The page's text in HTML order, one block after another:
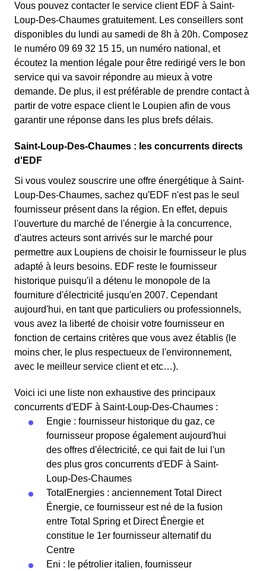
Vous pouvez contacter le service client EDF à Saint-
Loup-Des-Chaumes gratuitement. Les conseillers sont
disponibles du lundi au samedi de 8h à 20h. Composez
le numéro 09 69 32 15 15, un numéro national, et
écoutez la mention légale pour être redirigé vers le bon
service qui va savoir répondre au mieux à votre
demande. De plus, il est préférable de prendre contact à
partir de votre espace client le Loupien afin de vous
garantir une réponse dans les plus brefs délais.
Saint-Loup-Des-Chaumes : les concurrents directs
d'EDF
Si vous voulez souscrire une offre énergétique à Saint-
Loup-Des-Chaumes, sachez qu'EDF n'est pas le seul
fournisseur présent dans la région. En effet, depuis
l'ouverture du marché de l'énergie à la concurrence,
d'autres acteurs sont arrivés sur le marché pour
permettre aux Loupiens de choisir le fournisseur le plus
adapté à leurs besoins. EDF reste le fournisseur
historique puisqu'il a détenu le monopole de la
fourniture d'électricité jusqu'en 2007. Cependant
aujourd'hui, en tant que particuliers ou professionnels,
vous avez la liberté de choisir votre fournisseur en
fonction de certains critères que vous avez établis (le
moins cher, le plus respectueux de l'environnement,
avec le meilleur service client et etc…).
Voici ici une liste non exhaustive des principaux
concurrents d'EDF à Saint-Loup-Des-Chaumes :
Engie : fournisseur historique du gaz, ce
fournisseur propose également aujourd'hui
des offres d'électricité, ce qui fait de lui l'un
des plus gros concurrents d'EDF à Saint-
Loup-Des-Chaumes
TotalEnergies : anciennement Total Direct
Énergie, ce fournisseur est né de la fusion
entre Total Spring et Direct Énergie et
constitue le 1er fournisseur alternatif du
Centre
Eni : le pétrolier italien, fournisseur